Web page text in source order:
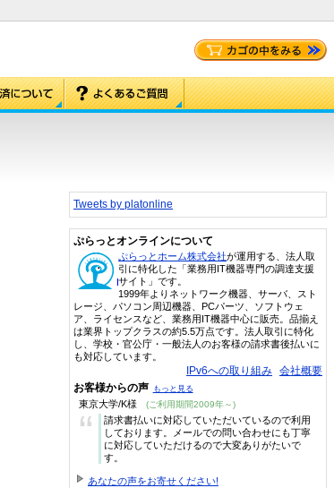
Tweets by platonline
ぷらっとオンラインについて
ぷらっとホーム株式会社が運用する、法人取
引に特化した「業務用IT機器専門の調達支援
サイト」です。
1999年よりネットワーク機器、サーバ、スト
レージ、パソコン周辺機器、PCパーツ、ソフトウェ
ア、ライセンスなど、業務用IT機器中心に販売。品揃え
は業界トップクラスの約5.5万点です。法人取引に特化
し、学校・官公庁・一般法人のお客様の請求書後払いに
も対応しています。
IPv6への取り組み 会社概要
お客様からの声 もっと見る
東京大学/K様 (ご利用期間2009年～)
“
請求書払いに対応していただいているので利用
しております。メールでの問い合わせにも丁寧
に対応していただけるので大変ありがたいで
す。
あなたの声をお寄せください!